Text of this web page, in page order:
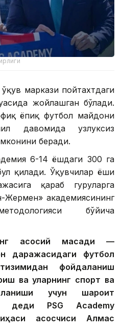
маркази пойтахтдаги
жойлашган бўлади.
ёпиқ футбол майдони
давомида узлуксиз
беради.
6-14 ёшдаги 300 га
қилади. Ўқувчилар ёши
қараб гуруҳларга
академиясининг
бўйича
асосий мақсади —
даражасидаги футбол
фойдаланиш
ва уларнинг спорт ва
учун шароит
деди PSG Academy
асосчиси Алмас